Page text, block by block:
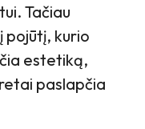
Tačiau
pojūtį, kurio
estetiką,
paslapčia